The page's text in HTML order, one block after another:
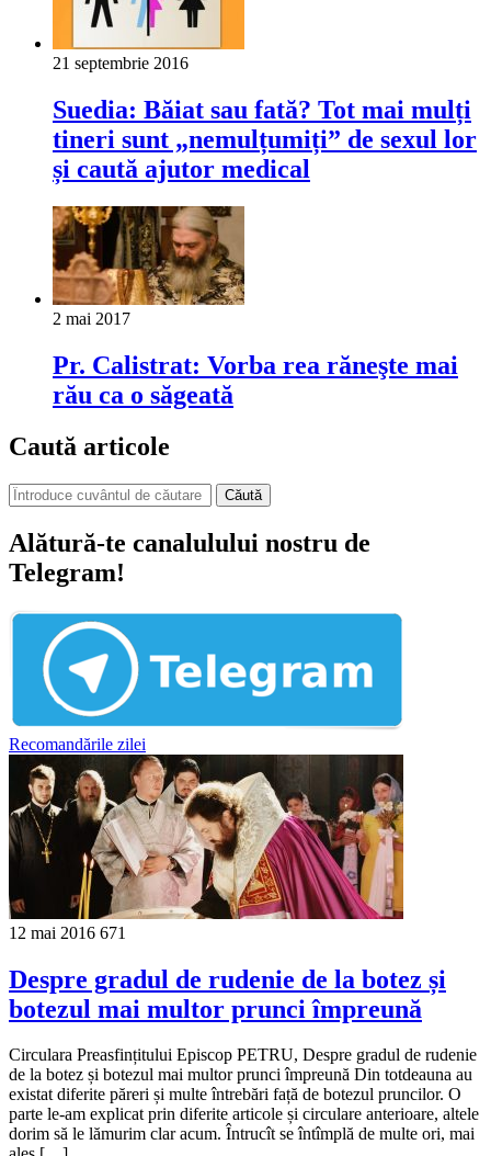
21 septembrie 2016
Suedia: Băiat sau fată? Tot mai mulți
tineri sunt „nemulțumiți” de sexul lor
și caută ajutor medical
2 mai 2017
Pr. Calistrat: Vorba rea răneşte mai
rău ca o săgeată
Caută articole
Căută
Alătură-te canalulului nostru de
Telegram!
Recomandările zilei
12 mai 2016 671
Despre gradul de rudenie de la botez și
botezul mai multor prunci împreună
Circulara Preasfințitului Episcop PETRU, Despre gradul de rudenie
de la botez și botezul mai multor prunci împreună Din totdeauna au
existat diferite păreri și multe întrebări față de botezul pruncilor. O
parte le-am explicat prin diferite articole și circulare anterioare, altele
dorim să le lămurim clar acum. Întrucît se întîmplă de multe ori, mai